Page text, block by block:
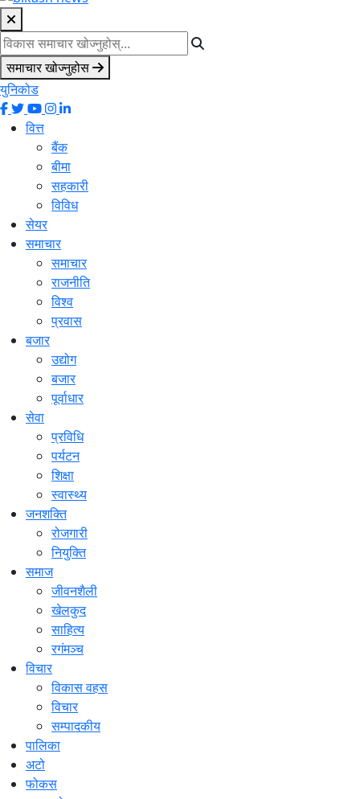
समाचार खोज्नुहोस
युनिकोड
वित्त
बैंक
बीमा
सहकारी
विविध
सेयर
समाचार
समाचार
राजनीति
विश्व
प्रवास
बजार
उद्योग
बजार
पूर्वाधार
सेवा
प्रविधि
पर्यटन
शिक्षा
स्वास्थ्य
जनशक्ति
रोजगारी
नियुक्ति
समाज
जीवनशैली
खेलकुद
साहित्य
रगंमञ्च
विचार
विकास वहस
विचार
सम्पादकीय
पालिका
अटो
फोकस